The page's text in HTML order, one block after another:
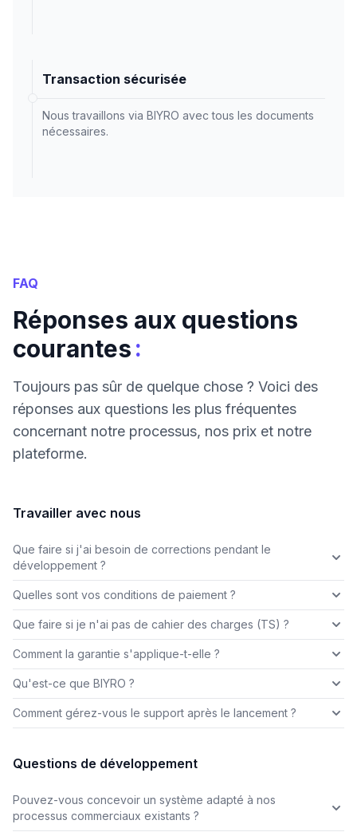
Transaction sécurisée
Nous travaillons via BIYRO avec tous les documents
nécessaires.
FAQ
Réponses aux questions
courantes:
Toujours pas sûr de quelque chose ? Voici des
réponses aux questions les plus fréquentes
concernant notre processus, nos prix et notre
plateforme.
Travailler avec nous
Que faire si j'ai besoin de corrections pendant le
développement ?
Quelles sont vos conditions de paiement ?
Que faire si je n'ai pas de cahier des charges (TS) ?
Comment la garantie s'applique-t-elle ?
Qu'est-ce que BIYRO ?
Comment gérez-vous le support après le lancement ?
Questions de développement
Pouvez-vous concevoir un système adapté à nos
processus commerciaux existants ?